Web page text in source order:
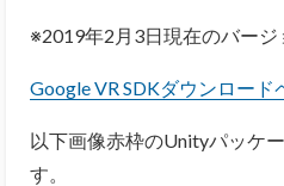
※2019年2月3日現在のバージ
Google VR SDKダウンロード
以下画像赤枠のUnityパッケ
す。